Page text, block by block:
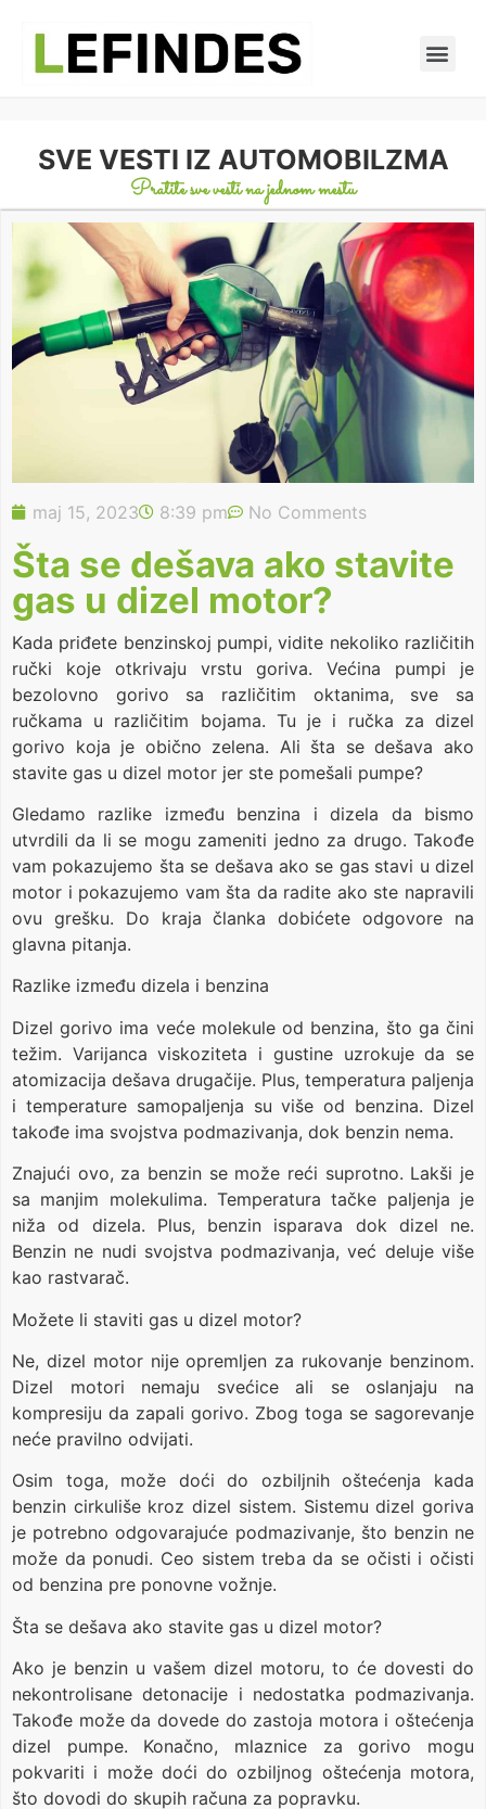
SVE VESTI IZ AUTOMOBILZMA
Pratite sve vesti na jednom mestu
maj 15, 2023 8:39 pm No Comments
Šta se dešava ako stavite
gas u dizel motor?
Kada priđete benzinskoj pumpi, vidite nekoliko različitih
ručki koje otkrivaju vrstu goriva. Većina pumpi je
bezolovno gorivo sa različitim oktanima, sve sa
ručkama u različitim bojama. Tu je i ručka za dizel
gorivo koja je obično zelena. Ali šta se dešava ako
stavite gas u dizel motor jer ste pomešali pumpe?
Gledamo razlike između benzina i dizela da bismo
utvrdili da li se mogu zameniti jedno za drugo. Takođe
vam pokazujemo šta se dešava ako se gas stavi u dizel
motor i pokazujemo vam šta da radite ako ste napravili
ovu grešku. Do kraja članka dobićete odgovore na
glavna pitanja.
Razlike između dizela i benzina
Dizel gorivo ima veće molekule od benzina, što ga čini
težim. Varijanca viskoziteta i gustine uzrokuje da se
atomizacija dešava drugačije. Plus, temperatura paljenja
i temperature samopaljenja su više od benzina. Dizel
takođe ima svojstva podmazivanja, dok benzin nema.
Znajući ovo, za benzin se može reći suprotno. Lakši je
sa manjim molekulima. Temperatura tačke paljenja je
niža od dizela. Plus, benzin isparava dok dizel ne.
Benzin ne nudi svojstva podmazivanja, već deluje više
kao rastvarač.
Možete li staviti gas u dizel motor?
Ne, dizel motor nije opremljen za rukovanje benzinom.
Dizel motori nemaju svećice ali se oslanjaju na
kompresiju da zapali gorivo. Zbog toga se sagorevanje
neće pravilno odvijati.
Osim toga, može doći do ozbiljnih oštećenja kada
benzin cirkuliše kroz dizel sistem. Sistemu dizel goriva
je potrebno odgovarajuće podmazivanje, što benzin ne
može da ponudi. Ceo sistem treba da se očisti i očisti
od benzina pre ponovne vožnje.
Šta se dešava ako stavite gas u dizel motor?
Ako je benzin u vašem dizel motoru, to će dovesti do
nekontrolisane detonacije i nedostatka podmazivanja.
Takođe može da dovede do zastoja motora i oštećenja
dizel pumpe. Konačno, mlaznice za gorivo mogu
pokvariti i može doći do ozbiljnog oštećenja motora,
što dovodi do skupih računa za popravku.